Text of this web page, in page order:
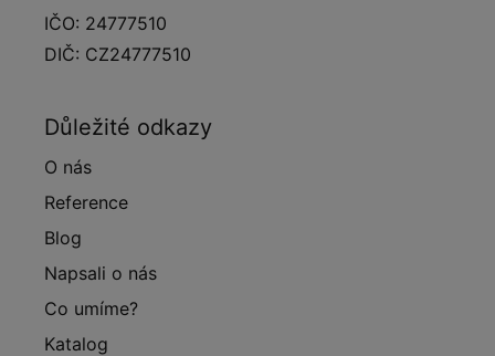
IČO: 24777510
DIČ: CZ24777510
Důležité odkazy
O nás
Reference
Blog
Napsali o nás
Co umíme?
Katalog